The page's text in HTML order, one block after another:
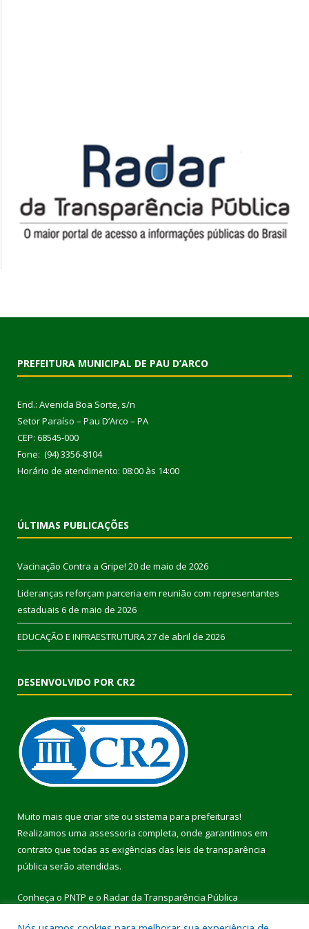
PREFEITURA MUNICIPAL DE PAU D’ARCO
End.: Avenida Boa Sorte, s/n
Setor Paraíso – Pau D’Arco – PA
CEP: 68545-000
Fone: (94) 3356-8104
Horário de atendimento: 08:00 às 14:00
ÚLTIMAS PUBLICAÇÕES
Vacinação Contra a Gripe! 20 de maio de 2026
Lideranças reforçam parceria em reunião com representantes
estaduais 6 de maio de 2026
EDUCAÇÃO E INFRAESTRUTURA27 de abril de 2026
DESENVOLVIDO POR CR2
Muito mais que criar site ou sistema para prefeituras!
Realizamos uma assessoria completa, onde garantimos em
contrato que todas as exigências das leis de transparência
pública serão atendidas.
Conheça o PNTP e o Radar da Transparência Pública